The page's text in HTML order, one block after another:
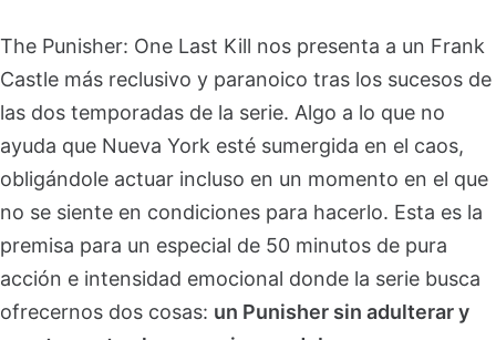
The Punisher: One Last Kill nos presenta a un Frank
Castle más reclusivo y paranoico tras los sucesos de
las dos temporadas de la serie. Algo a lo que no
ayuda que Nueva York esté sumergida en el caos,
obligándole actuar incluso en un momento en el que
no se siente en condiciones para hacerlo. Esta es la
premisa para un especial de 50 minutos de pura
acción e intensidad emocional donde la serie busca
ofrecernos dos cosas: un Punisher sin adulterar y